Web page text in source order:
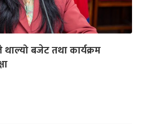
बजेट तथा कार्यक्रम